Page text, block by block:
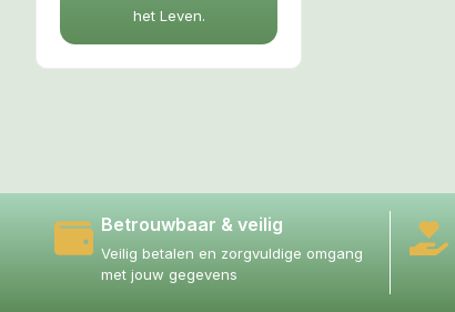
het Leven.
Betrouwbaar & veilig
Veilig betalen en zorgvuldige omgang
met jouw gegevens